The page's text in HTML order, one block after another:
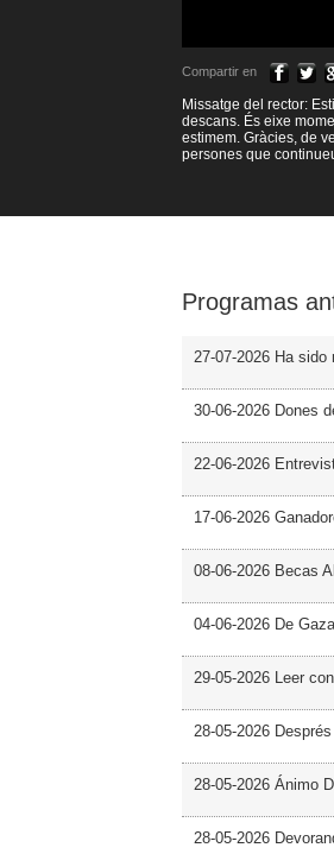
Compartir en
Missatge del rector:
descans. És eixe
estimem. Gràcies, de
persones que
Programas
27-07-2026 Ha sido
30-06-2026 Dones
22-06-2026
17-06-2026
08-06-2026 Becas
04-06-2026 De
29-05-2026 Leer
28-05-2026
28-05-2026 Ánimo
28-05-2026